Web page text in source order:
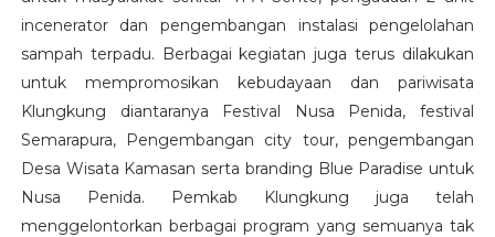
incenerator dan pengembangan instalasi pengelolahan
sampah terpadu. Berbagai kegiatan juga terus dilakukan
untuk mempromosikan kebudayaan dan pariwisata
Klungkung diantaranya Festival Nusa Penida, festival
Semarapura, Pengembangan city tour, pengembangan
Desa Wisata Kamasan serta branding Blue Paradise untuk
Nusa Penida. Pemkab Klungkung juga telah
menggelontorkan berbagai program yang semuanya tak